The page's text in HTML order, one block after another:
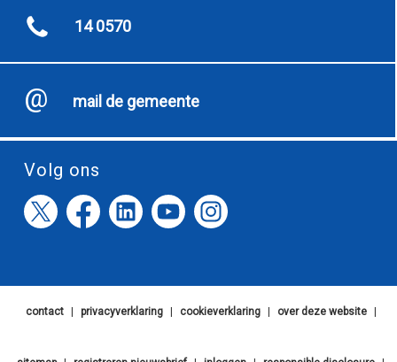
14 0570
mail de gemeente
Volg ons
contact privacyverklaring cookieverklaring over deze website